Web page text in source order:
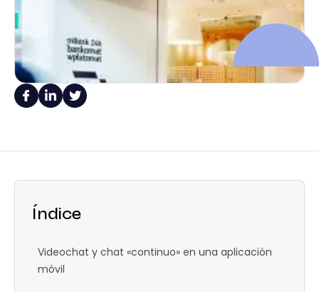
Índice
Videochat y chat «continuo» en una aplicación
móvil